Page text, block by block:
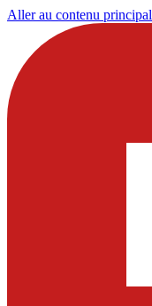
Aller au contenu principal